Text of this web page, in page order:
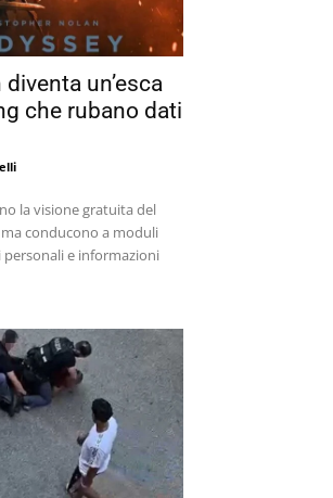
un’esca
che rubano dati
la visione gratuita del
conducono a moduli
personali e informazioni